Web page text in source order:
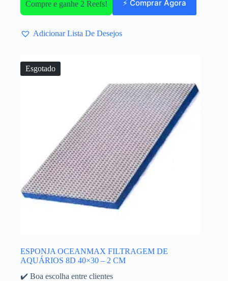
Compre e ganhe 2 Reefs! ⚡ Comprar Agora
Adicionar Lista De Desejos
Esgotado
ESPONJA OCEANMAX FILTRAGEM DE
AQUÁRIOS 8D 40×30 – 2 CM
✔️ Boa escolha entre clientes